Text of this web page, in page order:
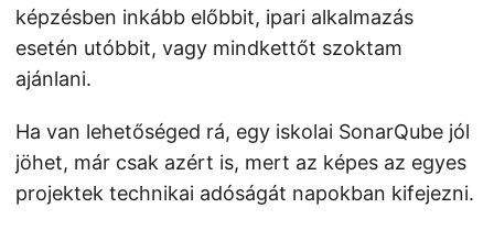
képzésben inkább előbbit, ipari alkalmazás
esetén utóbbit, vagy mindkettőt szoktam
ajánlani.
Ha van lehetőséged rá, egy iskolai SonarQube jól
jöhet, már csak azért is, mert az képes az egyes
projektek technikai adóságát napokban kifejezni.